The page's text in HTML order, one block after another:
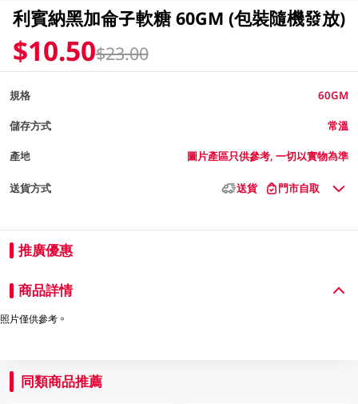
利賓納黑加侖子軟糖 60GM (包裝隨機發放)
$10.50$23.00
規格 60GM
儲存方式 常溫
產地 圖片產區只供參考, 一切以實物為準
送貨方式 送貨 門市自取
推廣優惠
商品詳情
照片僅供參考。
同類商品推薦